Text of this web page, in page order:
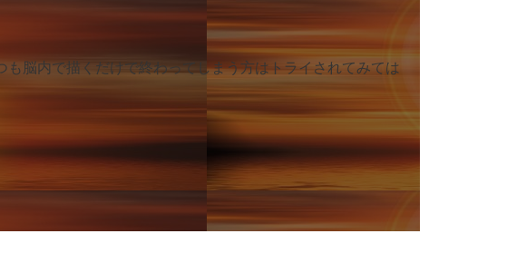
脳内で描くだけで終わってしまう方はトライされてみては